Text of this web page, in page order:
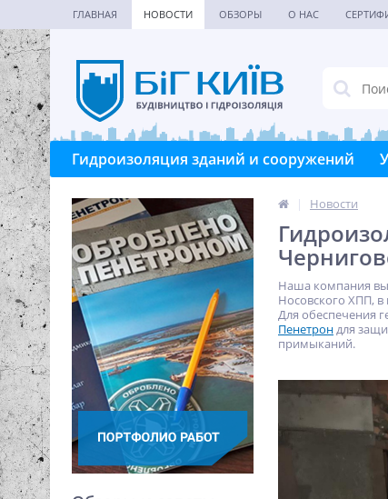
ГЛАВНАЯ НОВОСТИ ОБЗОРЫ О НАС
Гидроизоляция зданий и сооружений
| Новости
Наша компания
Носовского ХПП, в
Для обеспечения
Пенетрондля
примыканий.